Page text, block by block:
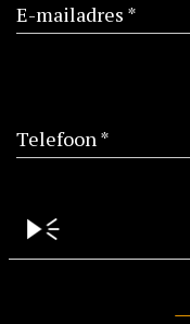
E-mailadres *
Telefoon *
Bericht *